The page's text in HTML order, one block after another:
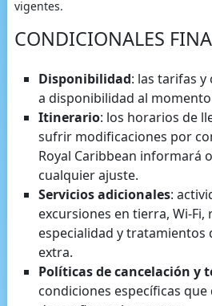
vigentes.
CONDICIONALES
Disponibilidad: las tarifas y
a disponibilidad al
Itinerario: los horarios de
sufrir modificaciones por
Royal Caribbean informará
cualquier ajuste.
Servicios adicionales:
excursiones en tierra, Wi-
especialidad y tratamientos
extra.
Políticas de cancelación y
condiciones específicas